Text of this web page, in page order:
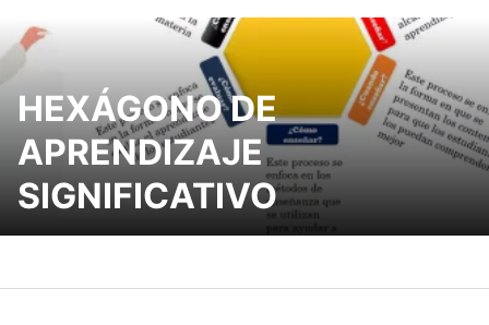
HEXÁGONO DE
APRENDIZAJE
SIGNIFICATIVO